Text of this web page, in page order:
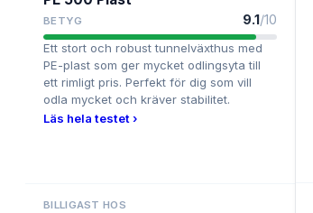
BETYG 9.1/10
Ett stort och robust tunnelväxthus med
PE-plast som ger mycket odlingsyta till
ett rimligt pris. Perfekt för dig som vill
odla mycket och kräver stabilitet.
Läs hela testet ›
BILLIGAST HOS